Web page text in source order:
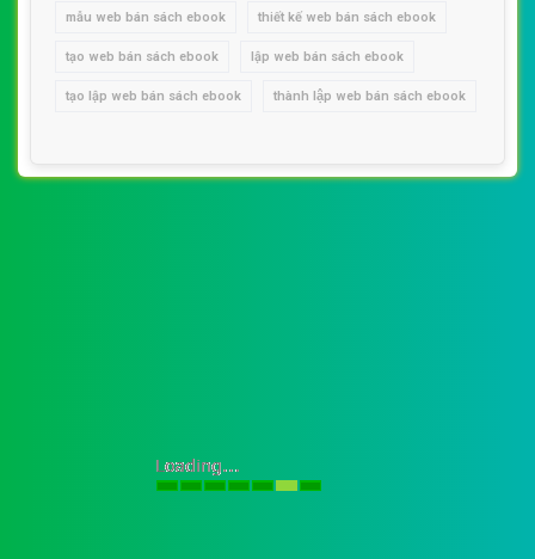
mẫu web bán sách ebook thiết kế web bán sách ebook
tạo web bán sách ebook lập web bán sách ebook
tạo lập web bán sách ebook thành lập web bán sách ebook